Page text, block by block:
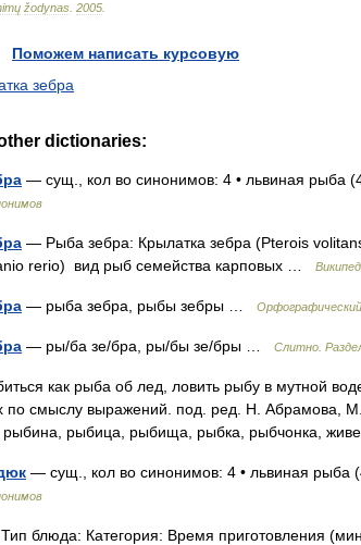
žodynas 2005
Поможем написать курсовую
зебра
dictionaries:
— сущ., кол во синонимов: 4 • львиная рыба
— Рыба зебра: Крылатка зебра (Pterois
rerio) вид рыб семейства карповых …
— рыба зебра, рыбы зебры …
— ры/ба зе/бра, ры/бы зе/бры … Слитно.
как рыба об лед, ловить рыбу в мутной
по смыслу выражений. под. ред. Н. Абрамова,
рыбина, рыбица, рыбища, рыбка, рыбчонка,
— сущ., кол во синонимов: 4 • львиная рыба
блюда: Категория: Время приготовления